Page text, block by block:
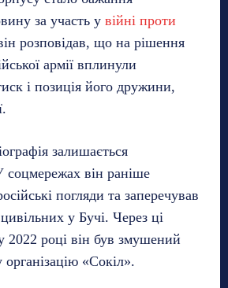
за участь у війні проти
розповідав, що на рішення
армії вплинули
і позиція його дружини,
залишається
він раніше
погляди та заперечував
у Бучі. Через ці
2022 році він був змушений
«Сокіл».